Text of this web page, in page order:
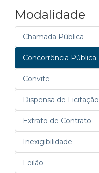
Modalidade
Chamada Pública
Concorrência Pública
Convite
Dispensa de Licitação
Extrato de Contrato
Inexigibilidade
Leilão